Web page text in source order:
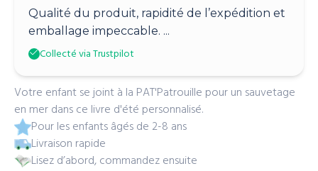
Qualité du produit, rapidité de l’expédition et
emballage impeccable. ...
Collecté via Trustpilot
Votre enfant se joint à la PAT'Patrouille pour un sauvetage
en mer dans ce livre d'été personnalisé.
Pour les enfants âgés de 2-8 ans
Livraison rapide
Lisez d’abord, commandez ensuite